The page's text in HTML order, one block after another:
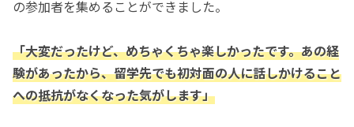
の参加者を集めることができました。
「大変だったけど、めちゃくちゃ楽しかったです。あの経
験があったから、留学先でも初対面の人に話しかけること
への抵抗がなくなった気がします」